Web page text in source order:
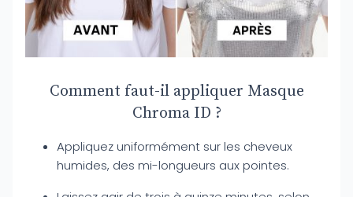
Comment faut-il appliquer Masque
Chroma ID ?
Appliquez uniformément sur les cheveux
humides, des mi-longueurs aux pointes.